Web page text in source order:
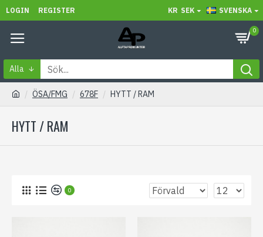
LOGIN REGISTER KR SEK SVENSKA
0
Alla
ÖSA/FMG 678F HYTT / RAM
HYTT / RAM
0